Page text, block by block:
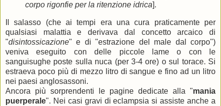
corpo rigonfie per la ritenzione idrica ].
Il salasso (che ai tempi era una cura praticamente per
qualsiasi malattia e derivava dal concetto arcaico di
"disintossicazione" e di "estrazione del male dal corpo")
veniva eseguito con delle piccole lame o con le
sanguisughe poste sulla nuca (per 3-4 ore) o sul torace. Si
estraeva poco più di mezzo litro di sangue e fino ad un litro
nei paesi anglosassoni.
Ancora più sorprendenti le pagine dedicate alla "mania
puerperale". Nei casi gravi di eclampsia si assiste anche a